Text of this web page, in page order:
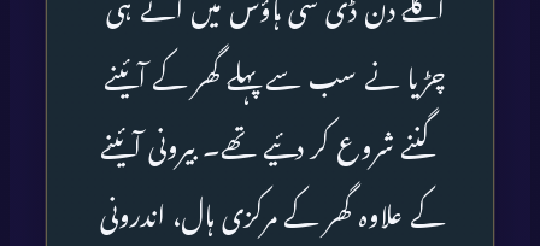
اگلے دن ڈی سی ہاؤس میں آتے ہی
چڑیا نے سب سے پہلے گھر کے آئینے
گننے شروع کر دئیے تھے۔ بیرونی آئینے
کے علاوہ گھر کے مرکزی ہال، اندرونی